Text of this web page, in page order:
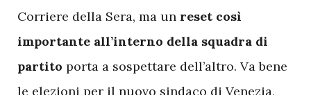
Corriere della Sera, ma un reset così
importante all’interno della squadra di
partito porta a sospettare dell’altro. Va bene
le elezioni per il nuovo sindaco di Venezia,